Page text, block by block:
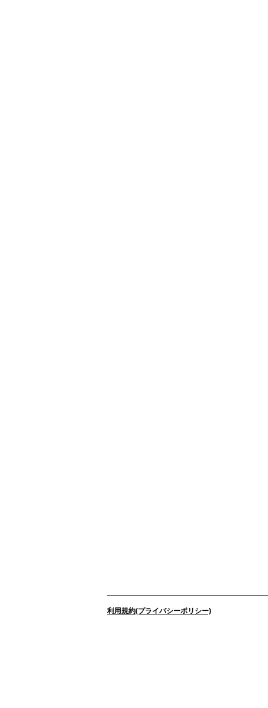
利用規約(プライバシーポリシー)